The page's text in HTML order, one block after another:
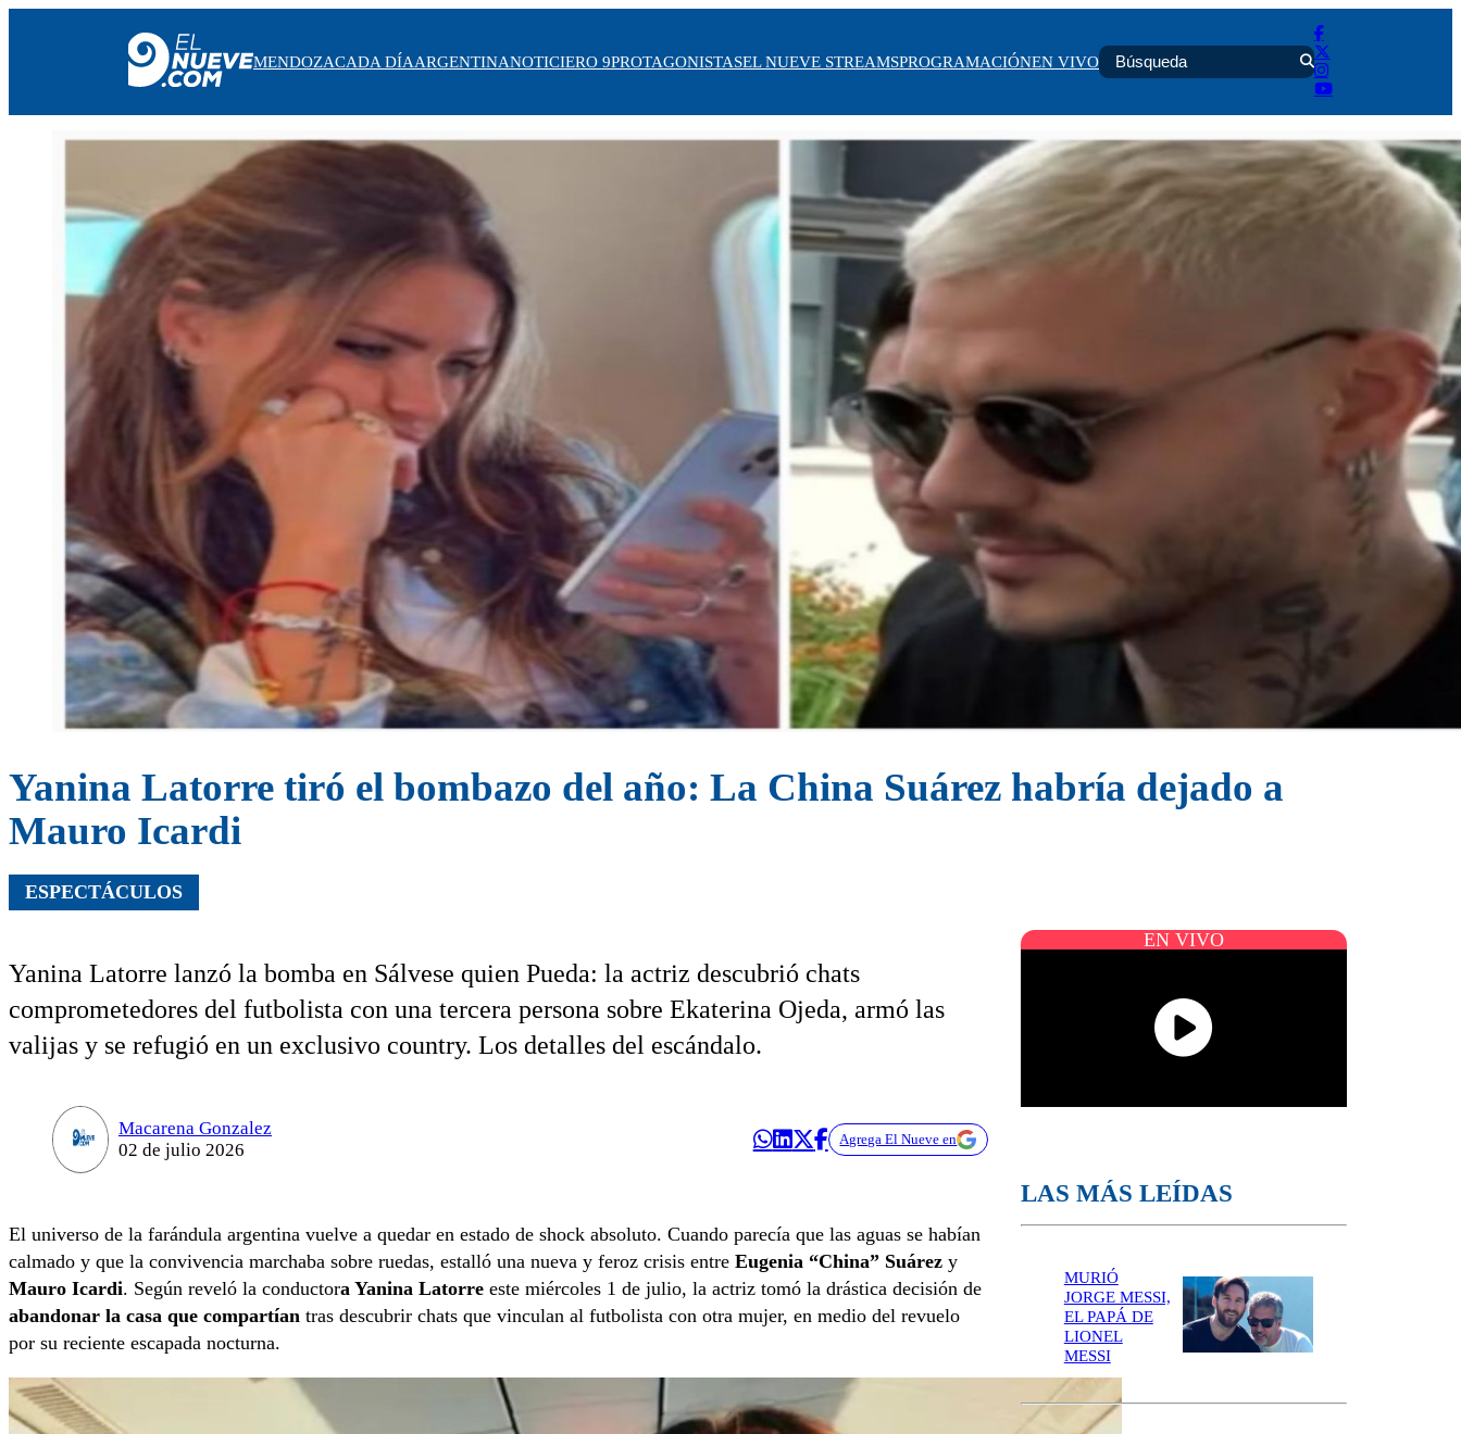
ARGENTINA
NOTICIERO 9
PROTAGONISTAS
EL NUEVE STREAMS
PROGRAMACIÓN
MENDOZACADA DÍAARGENTINANOTICIERO 9PROTAGONISTASEL NUEVE STREAMSPROGRAMACIÓNEN VIVO
Yanina Latorre tiró el bombazo del año: La China Suárez habría dejado a
Mauro Icardi
ESPECTÁCULOS
Yanina Latorre lanzó la bomba en Sálvese quien Pueda: la actriz descubrió chats
comprometedores del futbolista con una tercera persona sobre Ekaterina Ojeda, armó las
valijas y se refugió en un exclusivo country. Los detalles del escándalo.
Macarena Gonzalez
02 de julio 2026
Agrega El Nueve en
El universo de la farándula argentina vuelve a quedar en estado de shock absoluto. Cuando parecía que las aguas se habían
calmado y que la convivencia marchaba sobre ruedas, estalló una nueva y feroz crisis entre Eugenia “China” Suárez y
Mauro Icardi. Según reveló la conductora Yanina Latorre este miércoles 1 de julio, la actriz tomó la drástica decisión de
abandonar la casa que compartían tras descubrir chats que vinculan al futbolista con otra mujer, en medio del revuelo
por su reciente escapada nocturna.
EN VIVO
LAS MÁS LEÍDAS
MURIÓ
JORGE MESSI,
EL PAPÁ DE
LIONEL
MESSI